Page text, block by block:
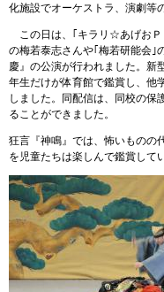
化施設でオーケストラ、演劇等
この日は、｢キラリ☆あげおＰ
の梅若泰志さんや｢梅若研能会｣
慶』の公演が行われました。新
年生だけが体育館で鑑賞し、他
しました。同配信は、同校の保
ることができました。
狂言『神鳴』では、怖いものの
を児童たちは楽しんで鑑賞して